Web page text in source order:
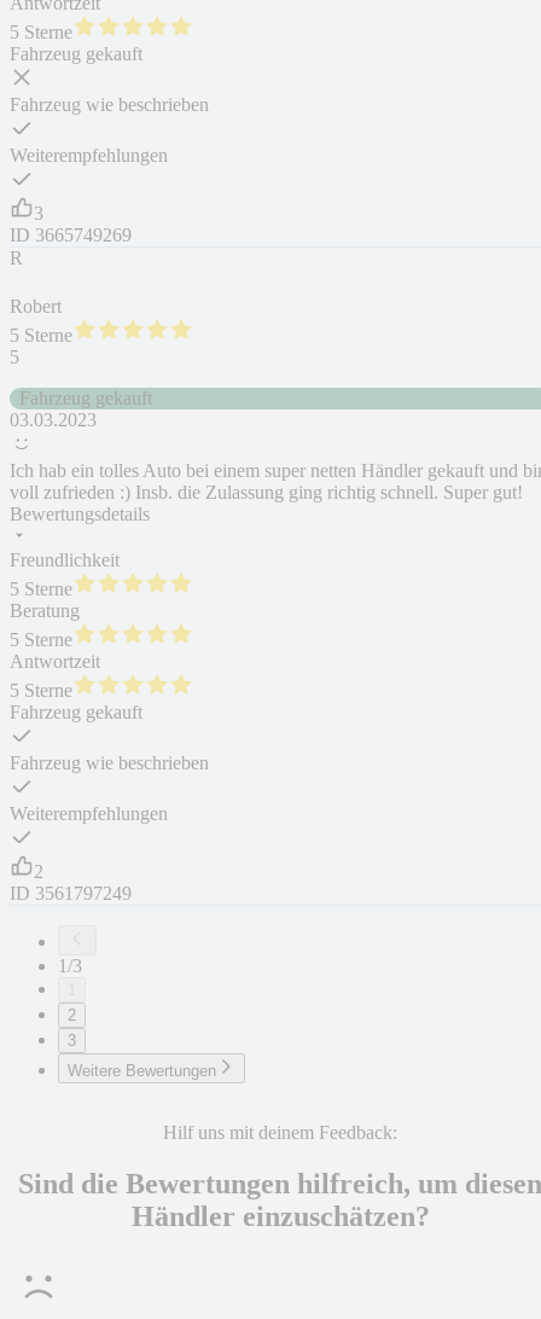
5 Sterne
Fahrzeug gekauft
Fahrzeug wie beschrieben
Weiterempfehlungen
3
ID 3665749269
R
Robert
5 Sterne
5
Fahrzeug gekauft
03.03.2023
Ich hab ein tolles Auto bei einem super netten Händler gekauft und
voll zufrieden :) Insb. die Zulassung ging richtig schnell. Super gut!
Bewertungsdetails
Freundlichkeit
5 Sterne
Beratung
5 Sterne
Antwortzeit
5 Sterne
Fahrzeug gekauft
Fahrzeug wie beschrieben
Weiterempfehlungen
2
ID 3561797249
1/3
2
3
Weitere Bewertungen
Hilf uns mit deinem Feedback:
Sind die Bewertungen hilfreich, um diesen
Händler einzuschätzen?